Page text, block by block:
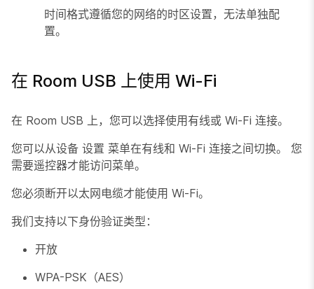
时间格式遵循您的网络的时区设置，无法单独配
置。
在 Room USB 上使用 Wi-Fi
在 Room USB 上，您可以选择使用有线或 Wi-Fi 连接。
您可以从设备 设置 菜单在有线和 Wi-Fi 连接之间切换。 您
需要遥控器才能访问菜单。
您必须断开以太网电缆才能使用 Wi-Fi。
我们支持以下身份验证类型：
开放
WPA-PSK（AES）